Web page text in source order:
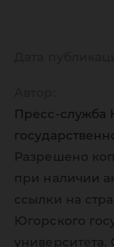
Пресс-служба
Разрешено
при наличии
ссылки на
Югорского